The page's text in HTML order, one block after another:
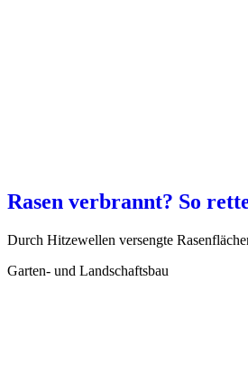
Rasen verbrannt? So
Durch Hitzewellen versengte
Garten- und Landschaftsbau